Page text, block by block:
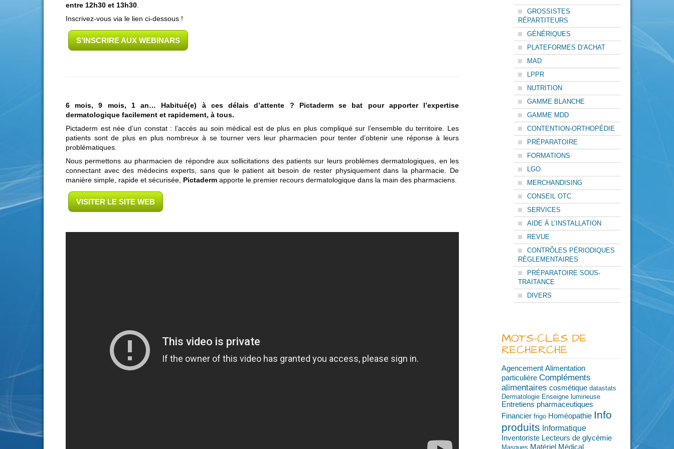
entre 12h30 et 13h30
Inscrivez-vous via le lien ci-dessous !
S’INSCRIRE AUX WEBINARS
6 mois, 9 mois, 1 an… Habitué(e) à ces délais d’attente ? Pictaderm se bat pour apporter l’expertise
dermatologique facilement et rapidement, à tous.
Pictaderm est née d’un constat : l’accès au soin médical est de plus en plus compliqué sur l’ensemble du territoire. Les
patients sont de plus en plus nombreux à se tourner vers leur pharmacien pour tenter d’obtenir une réponse à leurs
problématiques.
Nous permettons au pharmacien de répondre aux sollicitations des patients sur leurs problèmes dermatologiques, en les
connectant avec des médecins experts, sans que le patient ait besoin de rester physiquement dans la pharmacie. De
manière simple, rapide et sécurisée, Pictaderm apporte le premier recours dermatologique dans la main des pharmaciens.
VISITER LE SITE WEB
GROSSISTES
RÉPARTITEURS
GÉNÉRIQUES
PLATEFORMES D’ACHAT
MAD
LPPR
NUTRITION
GAMME BLANCHE
GAMME MDD
CONTENTION-ORTHOPÉDIE
PRÉPARATOIRE
FORMATIONS
LGO
MERCHANDISING
CONSEIL OTC
SERVICES
AIDE À L’INSTALLATION
REVUE
CONTRÔLES PÉRIODIQUES
RÈGLEMENTAIRES
PRÉPARATOIRE SOUS-
TRAITANCE
DIVERS
MOTS-CLÉS DE
RECHERCHE
Agencement Alimentation
particulière Compléments
alimentaires cosmétique datastats
Dermatologie Enseigne lumineuse
Entretiens pharmaceutiques
Financier frigo Homéopathie Info
produits Informatique
Inventoriste Lecteurs de glycémie
Masques Matériel Médical